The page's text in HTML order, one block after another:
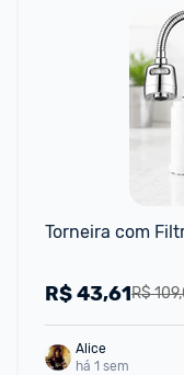
Torneira com
R$
R$43,61
Alice
há 1 sem